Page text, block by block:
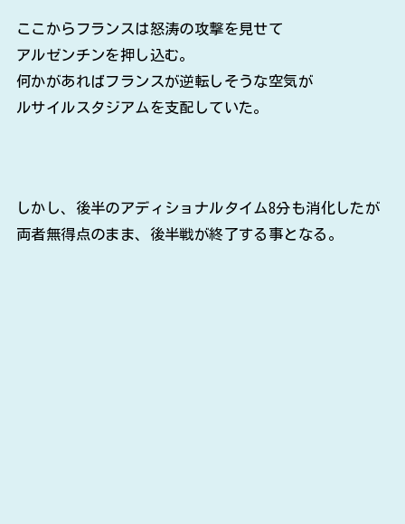
ここからフランスは怒涛の攻撃を見せて
アルゼンチンを押し込む。
何かがあればフランスが逆転しそうな空気が
ルサイルスタジアムを支配していた。
しかし、後半のアディショナルタイム8分も消化したが
両者無得点のまま、後半戦が終了する事となる。